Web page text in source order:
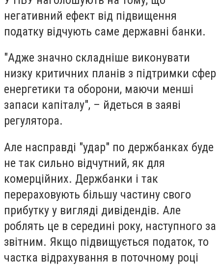
негативний ефект від підвищення
податку відчують саме державні банки.
"Адже значно складніше виконувати
низку критичних планів з підтримки сфер
енергетики та оборони, маючи менші
запаси капіталу", – йдеться в заяві
регулятора.
Але насправді "удар" по держбанках буде
не так сильно відчутний, як для
комерційних. Держбанки і так
перераховують більшу частину свого
прибутку у вигляді дивідендів. Але
роблять це в середині року, наступного за
звітним. Якщо підвищується податок, то
частка відрахування в поточному році